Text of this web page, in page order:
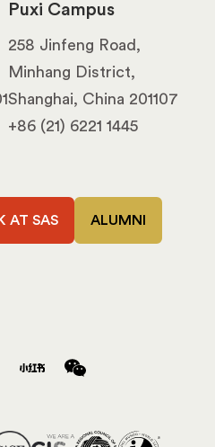
Puxi Campus
258 Jinfeng Road,
Minhang District,
Shanghai, China 201107
+86 (21) 6221 1445
AT SAS ALUMNI